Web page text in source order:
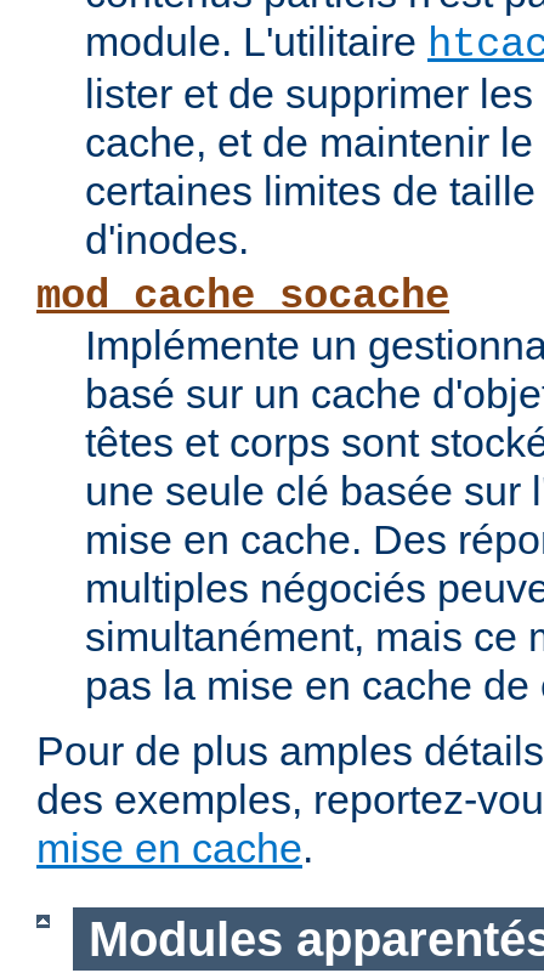
module. L'utilitaire
lister et de supprimer
cache, et de maintenir
certaines limites de
d'inodes.
mod_cache_socache
Implémente un
basé sur un cache
têtes et corps sont
une seule clé basée sur
mise en cache. Des
multiples négociés
simultanément, mais ce
pas la mise en cache
Pour de plus amples
des exemples, reportez-
mise en cache.
Modules